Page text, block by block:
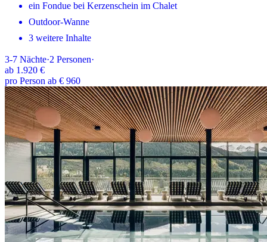
ein Fondue bei Kerzenschein im Chalet
Outdoor-Wanne
3 weitere Inhalte
3-7 Nächte·2 Personen·
ab 1.920 €
pro Person ab € 960